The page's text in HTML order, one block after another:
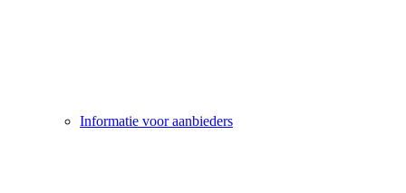
Informatie voor aanbieders